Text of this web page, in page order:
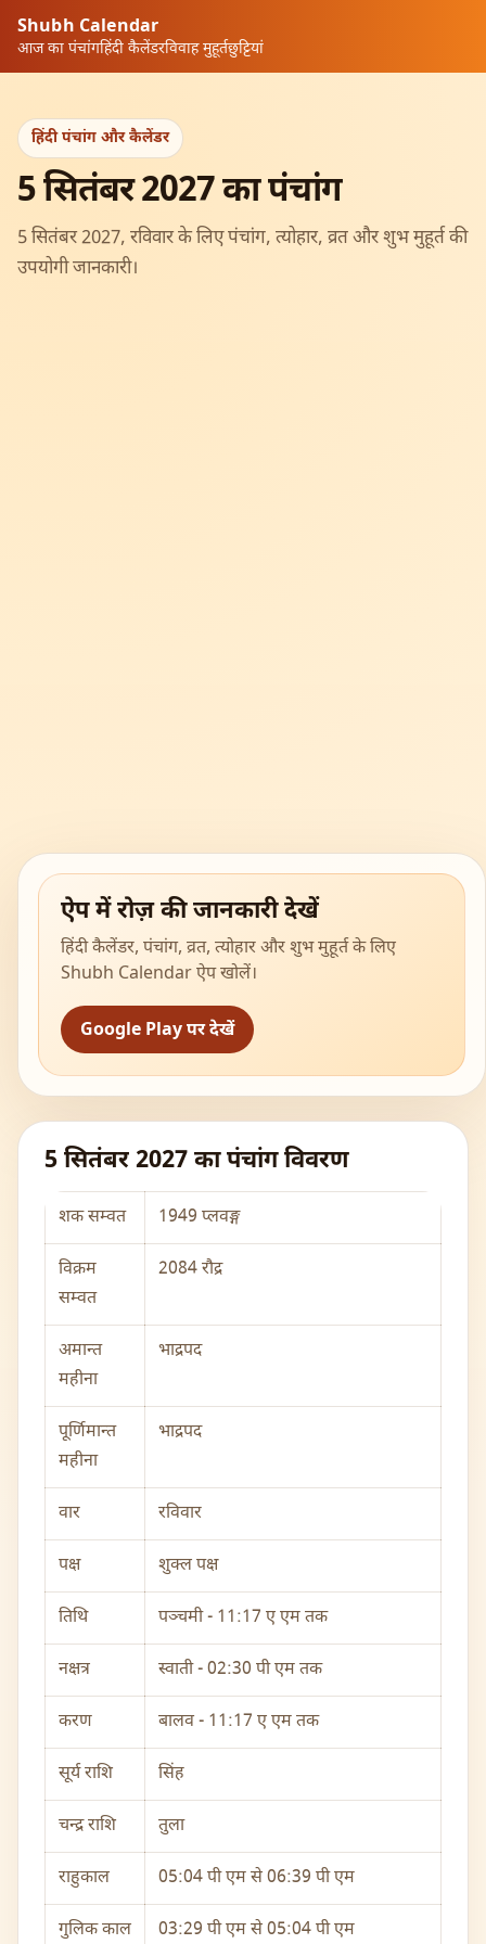
Shubh Calendar
आज का पंचांगहिंदी कैलेंडरविवाह मुहूर्तछुट्टियां
हिंदी पंचांग और कैलेंडर
5 सितंबर 2027 का पंचांग
5 सितंबर 2027, रविवार के लिए पंचांग, त्योहार, व्रत और शुभ मुहूर्त की
उपयोगी जानकारी।
ऐप में रोज़ की जानकारी देखें
हिंदी कैलेंडर, पंचांग, व्रत, त्योहार और शुभ मुहूर्त के लिए
Shubh Calendar ऐप खोलें।
Google Play पर देखें
5 सितंबर 2027 का पंचांग विवरण
शक सम्वत 1949 प्लवङ्ग
विक्रम
सम्वत
2084 रौद्र
अमान्त
महीना
भाद्रपद
पूर्णिमान्त
महीना
भाद्रपद
वार रविवार
पक्ष शुक्ल पक्ष
तिथि पञ्चमी - 11:17 ए एम तक
नक्षत्र स्वाती - 02:30 पी एम तक
करण बालव - 11:17 ए एम तक
सूर्य राशि सिंह
चन्द्र राशि तुला
राहुकाल 05:04 पी एम से 06:39 पी एम
गुलिक काल 03:29 पी एम से 05:04 पी एम